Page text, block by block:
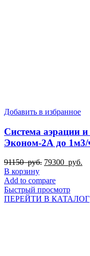
Добавить в избранное
Система аэрации
Эконом-2А до 1м3/
91150руб.
составляла
91150
руб..
79300 руб.
В корзину
Add to compare
Быстрый просмотр
ПЕРЕЙТИ В КАТАЛОГ